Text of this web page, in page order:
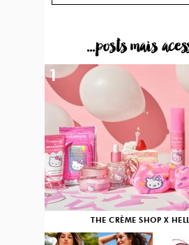
...posts mais
THE CRÈME SHOP X
1